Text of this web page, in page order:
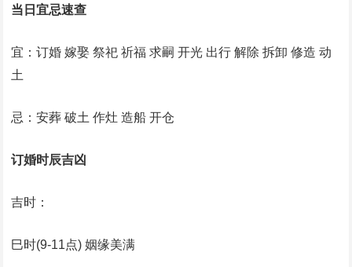
当日宜忌速查
宜：订婚 嫁娶 祭祀 祈福 求嗣 开光 出行 解除 拆卸 修造 动
土
忌：安葬 破土 作灶 造船 开仓
订婚时辰吉凶
吉时：
巳时(9-11点) 姻缘美满